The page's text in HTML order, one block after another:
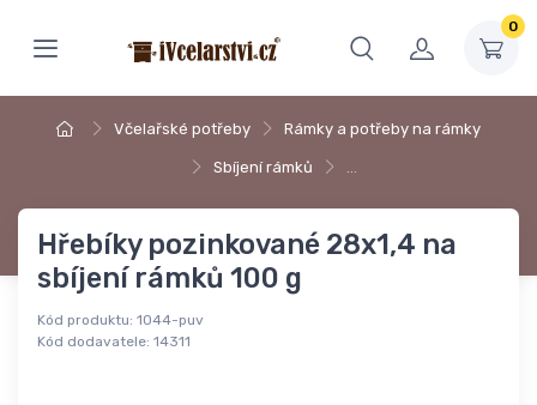
0
Včelařské potřeby Rámky a potřeby na rámky
Sbíjení rámků …
Hřebíky pozinkované 28x1,4 na
sbíjení rámků 100 g
Kód produktu: 1044-puv
Kód dodavatele: 14311